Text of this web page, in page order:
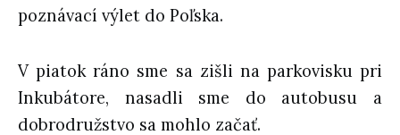
poznávací výlet do Poľska.
V piatok ráno sme sa zišli na parkovisku pri
Inkubátore, nasadli sme do autobusu a
dobrodružstvo sa mohlo začať.